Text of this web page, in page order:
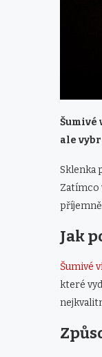
Šumivé
ale
Sklenka
Zatímco
příjemně
Jak
Šumivé
které